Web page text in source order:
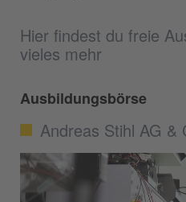
Hier findest du freie
vieles mehr
Ausbildungsbörse
Andreas Stihl AG &